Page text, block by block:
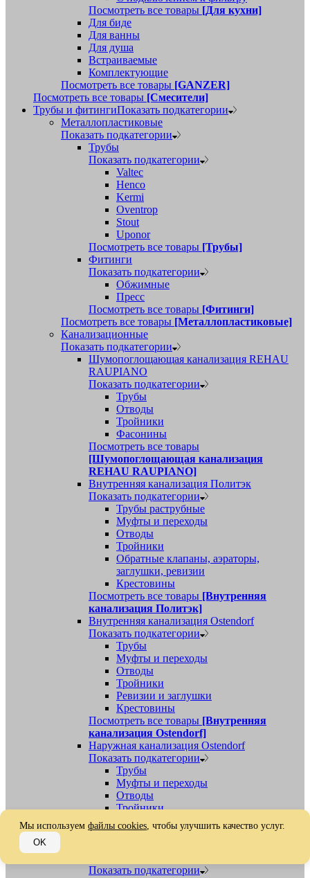
Посмотреть все товары [Для кухни]
Для биде
Для ванны
Для душа
Встраиваемые
Комплектующие
Посмотреть все товары [GANZER]
Посмотреть все товары [Смесители]
Трубы и фитингиПоказать подкатегории
Металлопластиковые
Показать подкатегории
Трубы
Показать подкатегории
Valtec
Henco
Kermi
Oventrop
Stout
Uponor
Посмотреть все товары [Трубы]
Фитинги
Показать подкатегории
Обжимные
Пресс
Посмотреть все товары [Фитинги]
Посмотреть все товары [Металлопластиковые]
Канализационные
Показать подкатегории
Шумопоглощающая канализация REHAU
RAUPIANO
Показать подкатегории
Трубы
Отводы
Тройники
Фасонины
Посмотреть все товары
[Шумопоглощающая канализация
REHAU RAUPIANO]
Внутренняя канализация Политэк
Показать подкатегории
Трубы раструбные
Муфты и переходы
Отводы
Тройники
Обратные клапаны, аэраторы,
заглушки, ревизии
Крестовины
Посмотреть все товары [Внутренняя
канализация Политэк]
Внутренняя канализация Ostendorf
Показать подкатегории
Трубы
Муфты и переходы
Отводы
Тройники
Ревизии и заглушки
Крестовины
Посмотреть все товары [Внутренняя
канализация Ostendorf]
Наружная канализация Ostendorf
Показать подкатегории
Трубы
Муфты и переходы
Отводы
Тройники
Ревизии, заглушки, обратные клапаны
Посмотреть все товары[Наружная
Показать подкатегории
Мы используем файлы cookies, чтобы улучшить качество услуг.
OK